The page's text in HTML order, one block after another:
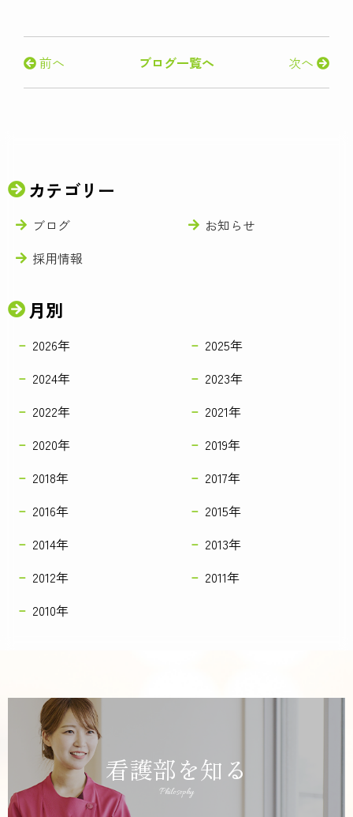
前へ 次へ
ブログ一覧へ
カテゴリー
ブログ
お知らせ
採用情報
月別
2026年
2025年
2024年
2023年
2022年
2021年
2020年
2019年
2018年
2017年
2016年
2015年
2014年
2013年
2012年
2011年
2010年
看護部を知る
Philosophy